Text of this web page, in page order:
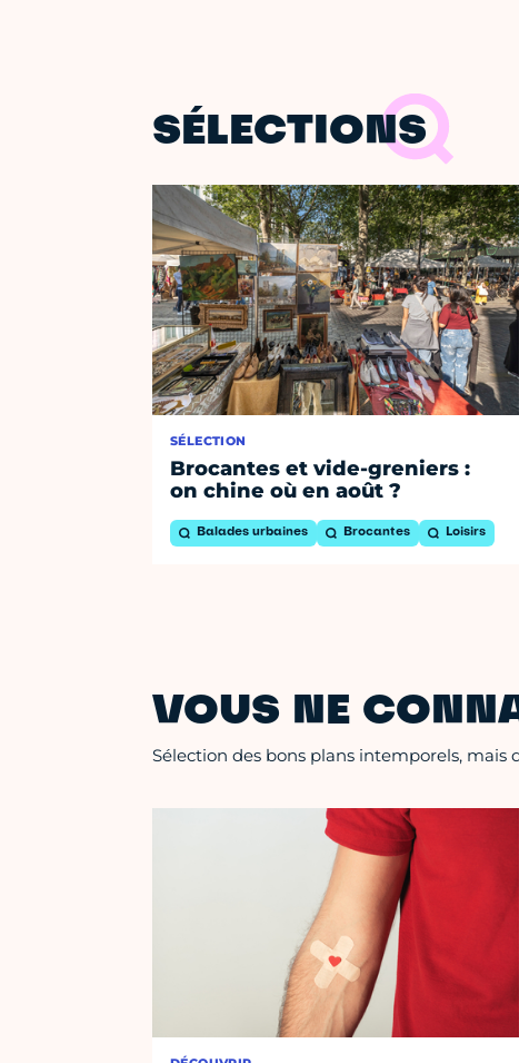
SÉLECTIONS
SÉLECTION
Brocantes et vide-greniers :
on chine où en août ?
Balades urbaines Brocantes Loisirs
VOUS NE
Sélection des bons plans intemporels, mais